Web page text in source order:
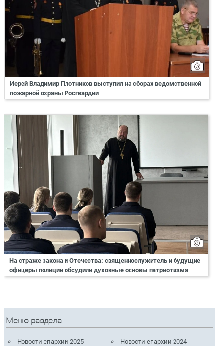
Иерей Владимир Плотников выступил на сборах ведомственной
пожарной охраны Росгвардии
На страже закона и Отечества: священнослужитель и будущие
офицеры полиции обсудили духовные основы патриотизма
Меню раздела
Новости епархии 2025
Новости епархии 2024